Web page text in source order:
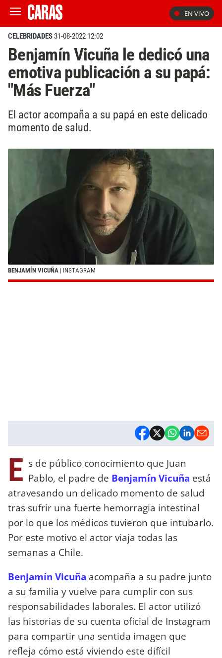
EN VIVO
CELEBRIDADES31-08-2022 12:02
Benjamín Vicuña le dedicó una
emotiva publicación a su papá:
"Más Fuerza"
El actor acompaña a su papá en este delicado
momento de salud.
BENJAMÍN VICUÑA | INSTAGRAM
E s de público conocimiento que Juan
Pablo, el padre de Benjamín Vicuña está
atravesando un delicado momento de salud
tras sufrir una fuerte hemorragia intestinal
por lo que los médicos tuvieron que intubarlo.
Por este motivo el actor viaja todas las
semanas a Chile.
Benjamín Vicuña acompaña a su padre junto
a su familia y vuelve para cumplir con sus
responsabilidades laborales. El actor utilizó
las historias de su cuenta oficial de Instagram
para compartir una sentida imagen que
refleja cómo está viviendo este difícil